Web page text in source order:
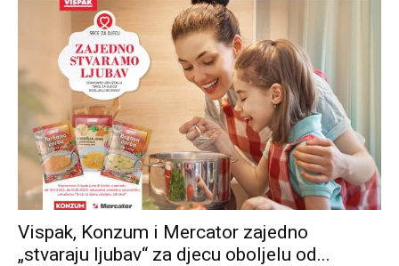
Vispak, Konzum i Mercator zajedno
„stvaraju ljubav“ za djecu oboljelu od...